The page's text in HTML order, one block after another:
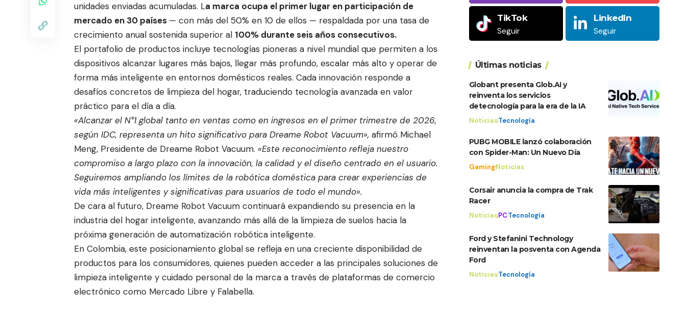
unidades enviadas acumuladas. La marca ocupa el primer lugar en participación de
mercado en 30 países — con más del 50% en 10 de ellos — respaldada por una tasa de
crecimiento anual sostenida superior al 100% durante seis años consecutivos.
El portafolio de productos incluye tecnologías pioneras a nivel mundial que permiten a los
dispositivos alcanzar lugares más bajos, llegar más profundo, escalar más alto y operar de
forma más inteligente en entornos domésticos reales. Cada innovación responde a
desafíos concretos de limpieza del hogar, traduciendo tecnología avanzada en valor
práctico para el día a día.
«Alcanzar el N°1 global tanto en ventas como en ingresos en el primer trimestre de 2026,
según IDC, representa un hito significativo para Dreame Robot Vacuum», afirmó Michael
Meng, Presidente de Dreame Robot Vacuum. «Este reconocimiento refleja nuestro
compromiso a largo plazo con la innovación, la calidad y el diseño centrado en el usuario.
Seguiremos ampliando los límites de la robótica doméstica para crear experiencias de
vida más inteligentes y significativas para usuarios de todo el mundo».
De cara al futuro, Dreame Robot Vacuum continuará expandiendo su presencia en la
industria del hogar inteligente, avanzando más allá de la limpieza de suelos hacia la
próxima generación de automatización robótica inteligente.
En Colombia, este posicionamiento global se refleja en una creciente disponibilidad de
productos para los consumidores, quienes pueden acceder a las principales soluciones de
limpieza inteligente y cuidado personal de la marca a través de plataformas de comercio
electrónico como Mercado Libre y Falabella.
TikTok
Seguir
LinkedIn
Seguir
Últimas noticias
Globant presenta Glob.AI y
reinventa los servicios
detecnología para la era de la IA
NoticiasTecnología
PUBG MOBILE lanzó colaboración
con Spider-Man: Un Nuevo Día
GamingNoticias
Corsair anuncia la compra de Trak
Racer
NoticiasPCTecnología
Ford y Stefanini Technology
reinventan la posventa con Agenda
Ford
NoticiasTecnología